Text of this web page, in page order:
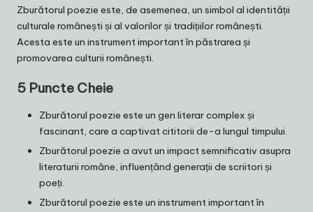
Zburătorul poezie este, de asemenea, un simbol al identității
culturale românești și al valorilor și tradițiilor românești.
Acesta este un instrument important în păstrarea și
promovarea culturii românești.
5 Puncte Cheie
Zburătorul poezie este un gen literar complex și
fascinant, care a captivat cititorii de-a lungul timpului.
Zburătorul poezie a avut un impact semnificativ asupra
literaturii române, influențând generații de scriitori și
poeți.
Zburătorul poezie este un instrument important în